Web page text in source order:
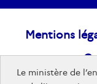
Raccourcis
visiteurs
Mentions
Le ministère de